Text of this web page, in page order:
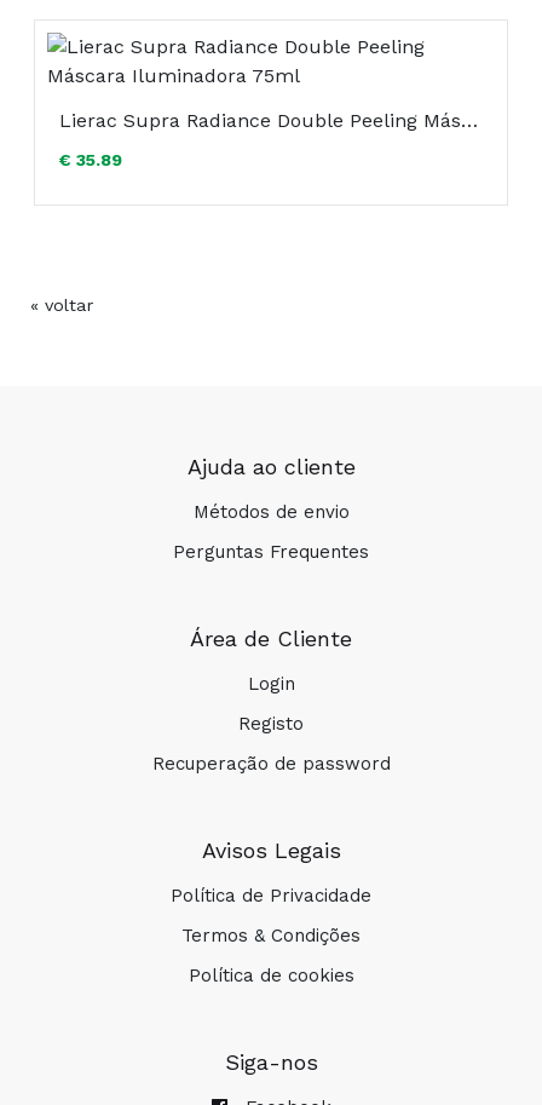
STARCH OCTENYLSUCCINATE; POLYMETHYL
METHACRYLATE; ALANYL GLUTAMINE; AVENA
SATIVA (OAT) LEAF/STEM EXTRACT; DISODIUM
EDTA; FRAGRANCE; GLUTAMIC ACID; GLYCERYL
STEARATE; MYRISTYL ALCOHOL; MYRISTYL
GLUCOSIDE; PEG-100 STEARATE; POLYSORBATE
Composição:
Lierac Supra Radiance Double Peeling Máscara Iluminadora 75ml
€ 35.89
« voltar
Ajuda ao cliente
Métodos de envio
Perguntas Frequentes
Área de Cliente
Login
Registo
Recuperação de password
Avisos Legais
Política de Privacidade
Termos & Condições
Política de cookies
Siga-nos